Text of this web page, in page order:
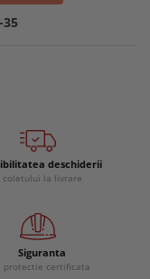
35
deschiderii
coletului la livrare
Siguranta
protectie certificata